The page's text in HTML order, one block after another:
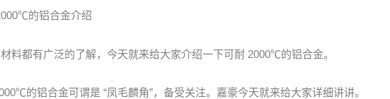
的铝合金介绍
料都有广泛的了解，今天就来给大家介绍一下可耐 2000℃的铝合金。
的铝合金可谓是 “凤毛麟角”，备受关注。嘉豪今天就来给大家详细讲讲。